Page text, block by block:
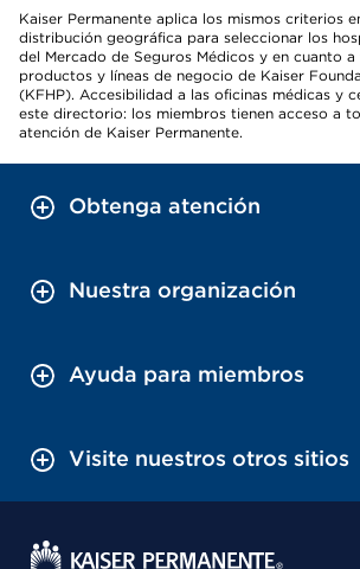
Kaiser Permanente aplica los mismos criterios
distribución geográfica para seleccionar los
del Mercado de Seguros Médicos y en cuanto
productos y líneas de negocio de Kaiser
(KFHP). Accesibilidad a las oficinas médicas y
este directorio: los miembros tienen acceso a
atención de Kaiser Permanente.
Obtenga atención
Nuestra organización
Ayuda para miembros
Visite nuestros otros sitios